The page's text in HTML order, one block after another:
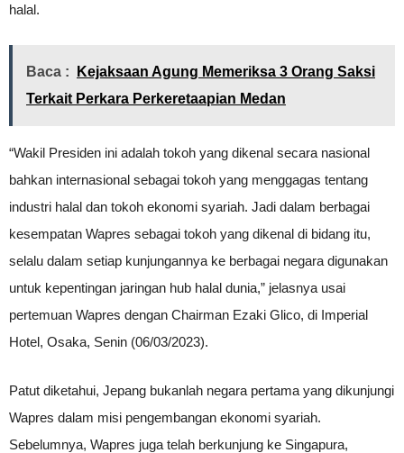
halal.
Baca :
Kejaksaan Agung Memeriksa 3 Orang Saksi
Terkait Perkara Perkeretaapian Medan
“Wakil Presiden ini adalah tokoh yang dikenal secara nasional
bahkan internasional sebagai tokoh yang menggagas tentang
industri halal dan tokoh ekonomi syariah. Jadi dalam berbagai
kesempatan Wapres sebagai tokoh yang dikenal di bidang itu,
selalu dalam setiap kunjungannya ke berbagai negara digunakan
untuk kepentingan jaringan hub halal dunia,” jelasnya usai
pertemuan Wapres dengan Chairman Ezaki Glico, di Imperial
Hotel, Osaka, Senin (06/03/2023).
Patut diketahui, Jepang bukanlah negara pertama yang dikunjungi
Wapres dalam misi pengembangan ekonomi syariah.
Sebelumnya, Wapres juga telah berkunjung ke Singapura,